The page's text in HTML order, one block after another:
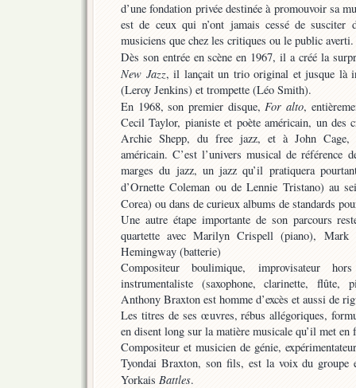
d’une fondation privée destinée à promouvoir sa
est de ceux qui n’ont jamais cessé de susciter
musiciens que chez les critiques ou le public averti.
Dès son entrée en scène en 1967, il a créé la
New Jazz, il lançait un trio original et jusque là
(Leroy Jenkins) et trompette (Léo Smith).
En 1968, son premier disque,For alto,
Cecil Taylor, pianiste et poète américain, un des
Archie Shepp, du free jazz, et à John Cage,
américain. C’est l’univers musical de référence
marges du jazz, un jazz qu’il pratiquera
d’Ornette Coleman ou de Lennie Tristano) au
Corea) ou dans de curieux albums de standards
Une autre étape importante de son parcours
quartette avec Marilyn Crispell (piano), Mark
Hemingway (batterie)
Compositeur boulimique, improvisateur
instrumentaliste (saxophone, clarinette, flûte,
Anthony Braxton est homme d’excès et aussi de
Les titres de ses œuvres, rébus allégoriques,
en disent long sur la matière musicale qu’il met en
Compositeur et musicien de génie,
Tyondai Braxton, son fils, est la voix du groupe
Yorkais Battles.